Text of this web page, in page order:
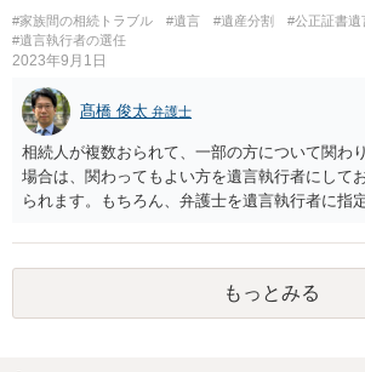
#家族間の相続トラブル #遺言 #遺産分割 #公正証書遺
#遺言執行者の選任
2023年9月1日
髙橋 俊太 弁護士
相続人が複数おられて、一部の方について関わ
場合は、関わってもよい方を遺言執行者にして
られます。もちろん、弁護士を遺言執行者に指
方に再委任の権限を付与しておくという方法も
士に直接ご相談されることをお勧めいたします
もっとみる